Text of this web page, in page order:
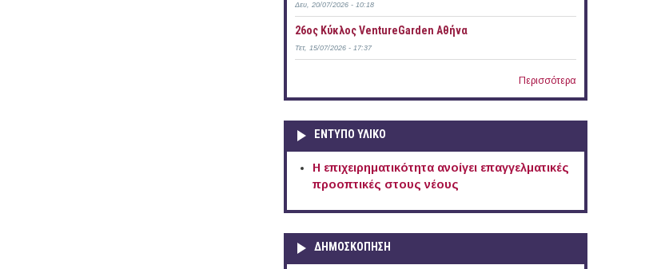
Δευ, 20/07/2026 - 10:18
26ος Κύκλος VentureGarden Αθήνα
Τετ, 15/07/2026 - 17:37
Περισσότερα
ΕΝΤΥΠΟ ΥΛΙΚΟ
Η επιχειρηματικότητα ανοίγει επαγγελματικές
προοπτικές στους νέους
ΔΗΜΟΣΚΟΠΗΣΗ